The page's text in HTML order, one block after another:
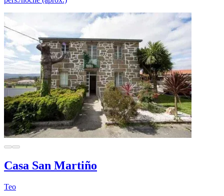
Casa San Martiño
Teo